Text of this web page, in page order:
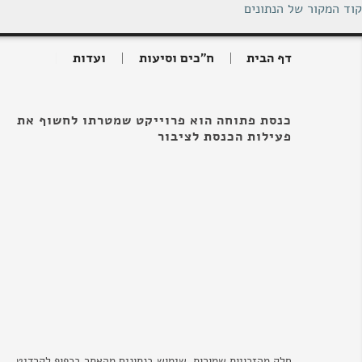
קוד המקור של הנתונים
דף הבית ח"כים וסיעות ועדות
כנסת פתוחה הוא פרוייקט שמטרתו לחשוף את
פעילות הכנסת לציבור